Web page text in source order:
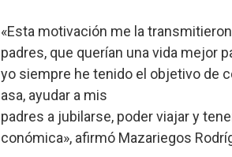
«Esta motivación me la
padres, que querían una vida mejor
yo siempre he tenido el objetivo de
asa, ayudar a mis
padres a jubilarse, poder viajar y
conómica», afirmó Mazariegos